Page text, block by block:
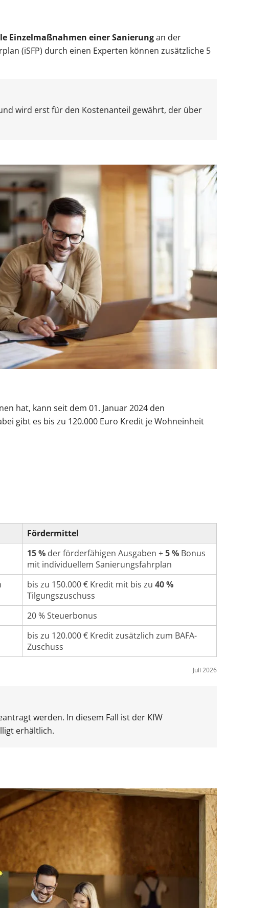
Einzelmaßnahmen einer Sanierungan der
(iSFP) durch einen Experten können zusätzliche 5
wird erst für den Kostenanteil gewährt, der über
hat, kann seit dem 01. Januar 2024 den
gibt es bis zu 120.000 Euro Kredit je Wohneinheit
Fördermittel
15 % der förderfähigen Ausgaben +5 % Bonus
mit individuellem Sanierungsfahrplan
bis zu 150.000 € Kredit mit bis zu 40 %
Tilgungszuschuss
20 % Steuerbonus
bis zu 120.000 € Kredit zusätzlich zum BAFA-
Zuschuss
Juli 2026
werden. In diesem Fall ist der KfW
erhältlich.